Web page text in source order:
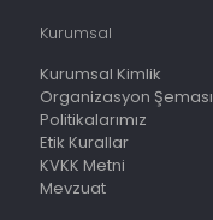
Kurumsal
Kurumsal Kimlik
Organizasyon Şeması
Politikalarımız
Etik Kurallar
KVKK Metni
Mevzuat